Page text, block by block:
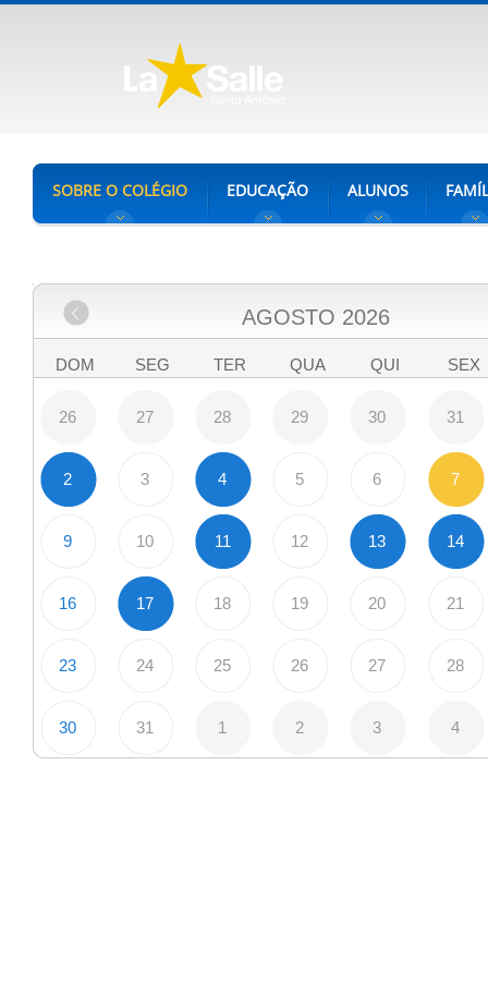
SOBRE O COLÉGIO EDUCAÇÃO ALUNOS
AGOSTO 2026
DOM SEG TER QUA QUI SEX
26 27 28 29 30 31
2 3 4 5 6 7
9 10 11 12 13 14
16 17 18 19 20 21
23 24 25 26 27 28
30 31 1 2 3 4